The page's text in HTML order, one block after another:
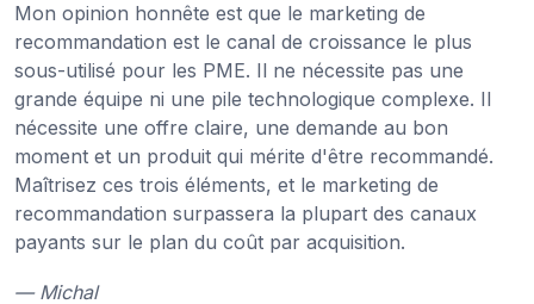
Mon opinion honnête est que le marketing de
recommandation est le canal de croissance le plus
sous-utilisé pour les PME. Il ne nécessite pas une
grande équipe ni une pile technologique complexe. Il
nécessite une offre claire, une demande au bon
moment et un produit qui mérite d'être recommandé.
Maîtrisez ces trois éléments, et le marketing de
recommandation surpassera la plupart des canaux
payants sur le plan du coût par acquisition.
— Michal